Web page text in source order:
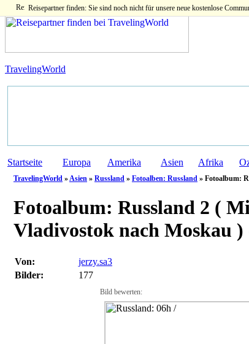
Reisepartner finden: Sie sind noch nicht für unsere neue kostenlose
TravelingWorld
Startseite Europa Amerika Asien Afrika
TravelingWorld »Asien » Russland » Fotoalben: Russland » Fotoalbum:
Fotoalbum: Russland 2 (
Vladivostok nach Moskau )
Von:
jerzy.sa3
Bilder:
177
Bild bewerten: